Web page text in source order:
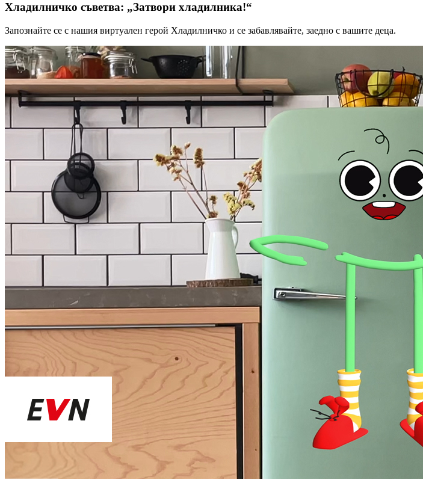
Хладилничко съветва: „Затвори хладилника!“
Запознайте се с нашия виртуален герой Хладилничко и се забавлявайте, заедно с вашите деца.